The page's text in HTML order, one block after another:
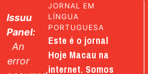
Issuu
Panel:
An
error
JORNAL EM
LÍNGUA
PORTUGUESA
Este é o jornal
Hoje Macau na
internet. Somos